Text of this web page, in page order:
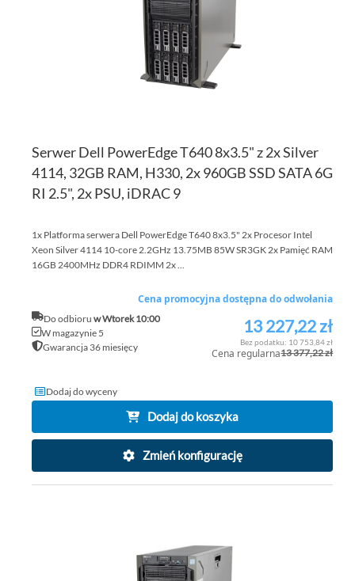
Serwer Dell PowerEdge T640 8x3.5" z 2x Silver
4114, 32GB RAM, H330, 2x 960GB SSD SATA 6G
RI 2.5", 2x PSU, iDRAC 9
1x Platforma serwera Dell PowerEdge T640 8x3.5" 2x Procesor Intel
Xeon Silver 4114 10-core 2.2GHz 13.75MB 85W SR3GK 2x Pamięć RAM
16GB 2400MHz DDR4 RDIMM 2x ...
Do odbioruw Wtorek 10:00
W magazynie 5
Gwarancja 36 miesięcy
Cena promocyjna dostępna do odwołania
promocyjna
13 227,22 zł
10 753,84 zł
Cena regularna13 377,22 zł
Dodaj do wyceny
Dodaj do koszyka
Zmień konfigurację